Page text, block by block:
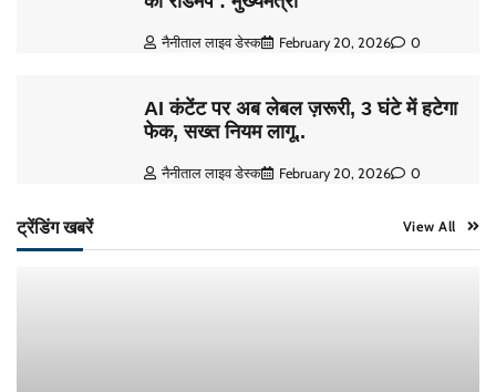
नैनीताल लाइव डेस्क February 20, 2026 0
AI कंटेंट पर अब लेबल ज़रूरी, 3 घंटे में हटेगा
फेक, सख्त नियम लागू..
नैनीताल लाइव डेस्क February 20, 2026 0
ट्रेंडिंग खबरें View All